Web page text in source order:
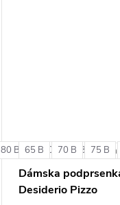
80 B 80 C 85 B +
65 B 70 B 75 B
Dámska
Desiderio Pizzo